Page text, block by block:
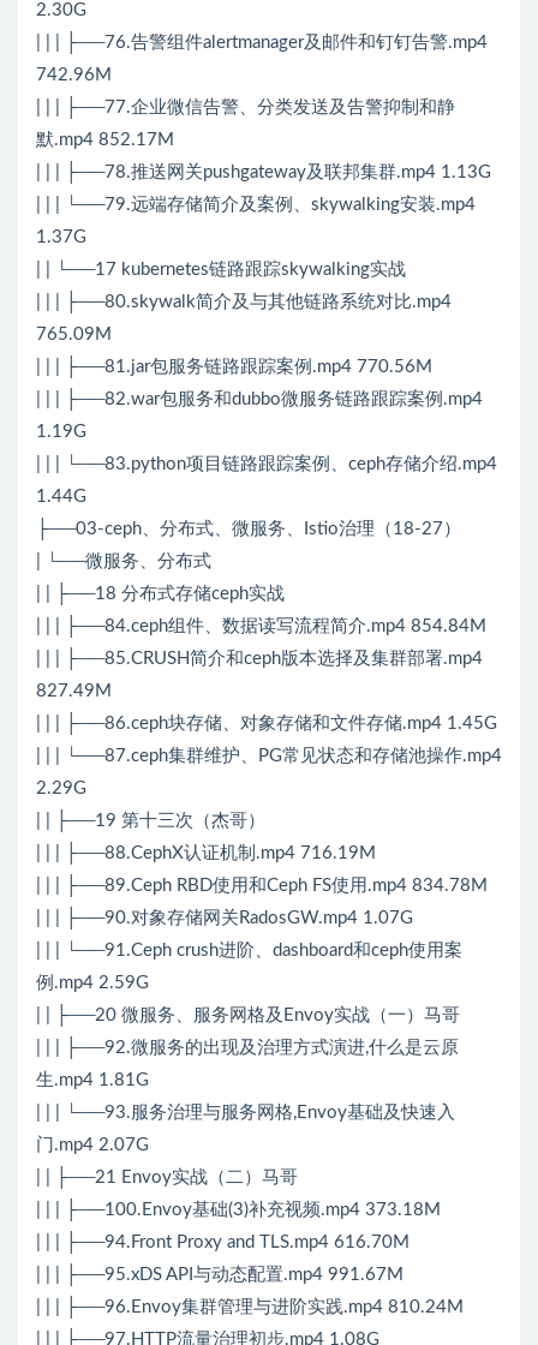
2.30G
| | | ├──76.告警组件alertmanager及邮件和钉钉告警.mp4
742.96M
| | | ├──77.企业微信告警、分类发送及告警抑制和静
默.mp4 852.17M
| | | ├──78.推送网关pushgateway及联邦集群.mp4 1.13G
| | | └──79.远端存储简介及案例、skywalking安装.mp4
1.37G
| | └──17 kubernetes链路跟踪skywalking实战
| | | ├──80.skywalk简介及与其他链路系统对比.mp4
765.09M
| | | ├──81.jar包服务链路跟踪案例.mp4 770.56M
| | | ├──82.war包服务和dubbo微服务链路跟踪案例.mp4
1.19G
| | | └──83.python项目链路跟踪案例、ceph存储介绍.mp4
1.44G
├──03-ceph、分布式、微服务、Istio治理（18-27）
| └──微服务、分布式
| | ├──18 分布式存储ceph实战
| | | ├──84.ceph组件、数据读写流程简介.mp4 854.84M
| | | ├──85.CRUSH简介和ceph版本选择及集群部署.mp4
827.49M
| | | ├──86.ceph块存储、对象存储和文件存储.mp4 1.45G
| | | └──87.ceph集群维护、PG常见状态和存储池操作.mp4
2.29G
| | ├──19 第十三次（杰哥）
| | | ├──88.CephX认证机制.mp4 716.19M
| | | ├──89.Ceph RBD使用和Ceph FS使用.mp4 834.78M
| | | ├──90.对象存储网关RadosGW.mp4 1.07G
| | | └──91.Ceph crush进阶、dashboard和ceph使用案
例.mp4 2.59G
| | ├──20 微服务、服务网格及Envoy实战（一）马哥
| | | ├──92.微服务的出现及治理方式演进,什么是云原
生.mp4 1.81G
| | | └──93.服务治理与服务网格,Envoy基础及快速入
门.mp4 2.07G
| | ├──21 Envoy实战（二）马哥
| | | ├──100.Envoy基础(3)补充视频.mp4 373.18M
| | | ├──94.Front Proxy and TLS.mp4 616.70M
| | | ├──95.xDS API与动态配置.mp4 991.67M
| | | ├──96.Envoy集群管理与进阶实践.mp4 810.24M
| | | ├──97.HTTP流量治理初步.mp4 1.08G